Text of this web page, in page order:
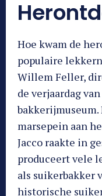
Hoe kwam de
populaire
Willem Feller,
de verjaardag
marsepein aan
Jacco raakte in
produceert vele
als suikerbakker
historische